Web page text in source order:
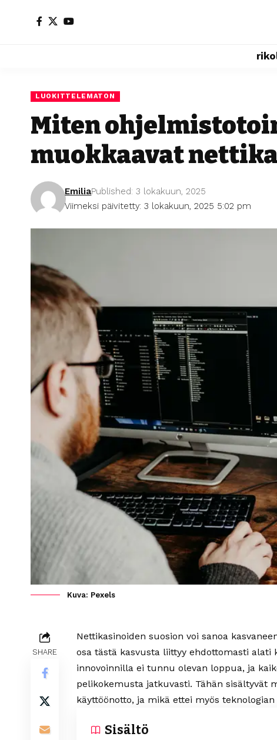
LUOKITTELEMATON
Miten
muokkaavat
Viimeksi päivitetty: 3 lokakuun, 2025 5:02 pm
EmiliaPublished: 3 lokakuun, 2025
Kuva: Pexels
SHARE
Nettikasinoiden suosion voi sanoa
osa tästä kasvusta liittyy ehdottomasti
innovoinnilla ei tunnu olevan loppua, ja
pelikokemusta jatkuvasti. Tähän sisältyvät
käyttöönotto, ja mikä ettei myös
Sisältö